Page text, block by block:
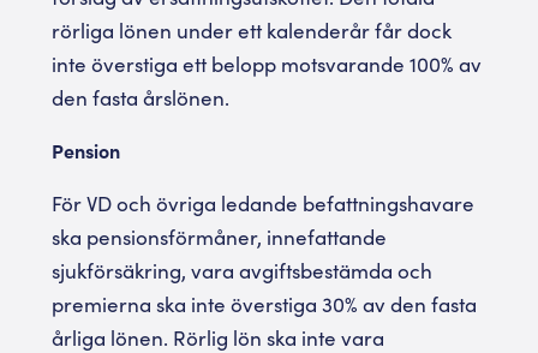
rörliga lönen under ett kalenderår får dock
inte överstiga ett belopp motsvarande 100% av
den fasta årslönen.
Pension
För VD och övriga ledande befattningshavare
ska pensionsförmåner, innefattande
sjukförsäkring, vara avgiftsbestämda och
premierna ska inte överstiga 30% av den fasta
årliga lönen. Rörlig lön ska inte vara